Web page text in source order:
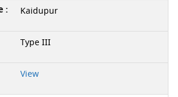
Kaidupur
Type III
View